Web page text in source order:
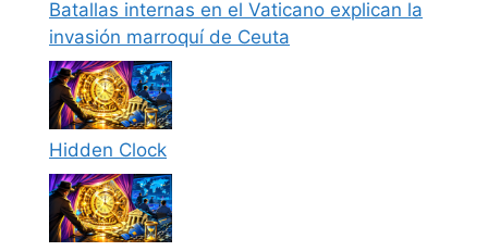
Batallas internas en el Vaticano explican la
invasión marroquí de Ceuta
Hidden Clock